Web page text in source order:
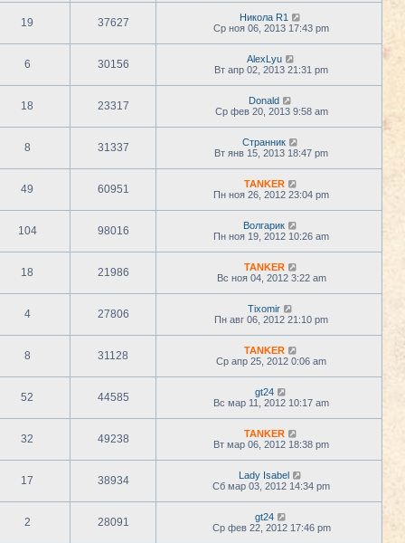
19 37627
Никола R1
Ср ноя 06, 2013 17:43 pm
6 30156
AlexLyu
Вт апр 02, 2013 21:31 pm
18 23317
Donald
Ср фев 20, 2013 9:58 am
8 31337
Странник
Вт янв 15, 2013 18:47 pm
49 60951
TANKER
Пн ноя 26, 2012 23:04 pm
104 98016
Волгарик
Пн ноя 19, 2012 10:26 am
18 21986
TANKER
Вс ноя 04, 2012 3:22 am
4 27806
Tixomir
Пн авг 06, 2012 21:10 pm
8 31128
TANKER
Ср апр 25, 2012 0:06 am
52 44585
gt24
Вс мар 11, 2012 10:17 am
32 49238
TANKER
Вт мар 06, 2012 18:38 pm
17 38934
Lady Isabel
Сб мар 03, 2012 14:34 pm
2 28091
gt24
Ср фев 22, 2012 17:46 pm